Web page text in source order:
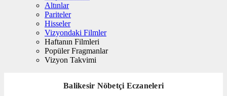
Altınlar
Pariteler
Hisseler
Vizyondaki Filmler
Haftanın Filmleri
Popüler Fragmanlar
Vizyon Takvimi
Balikesir Nöbetçi Eczaneleri